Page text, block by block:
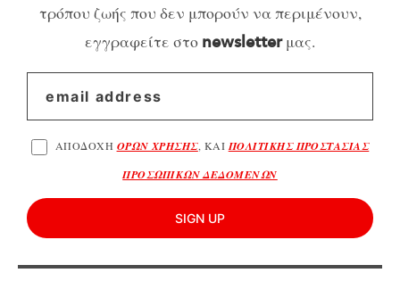
τρόπου ζωής που δεν μπορούν να περιμένουν,
εγγραφείτε στο newsletterμας.
ΑΠΟΔΟΧΗ ΟΡΩΝ ΧΡΗΣΗΣ, ΚΑΙ ΠΟΛΙΤΙΚΗΣ ΠΡΟΣΤΑΣΙΑΣ
ΠΡΟΣΩΠΙΚΩΝ ΔΕΔΟΜΕΝΩΝ
SIGN UP